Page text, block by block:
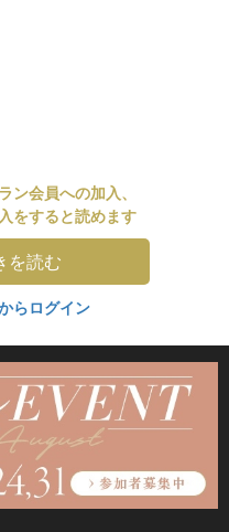
ン会員への加入、
をすると読めます
を読む
らログイン